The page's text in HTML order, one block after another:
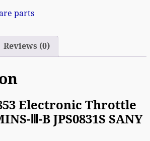
parts
Reviews (0)
Electronic Throttle
Ⅲ-B JPS0831S SANY